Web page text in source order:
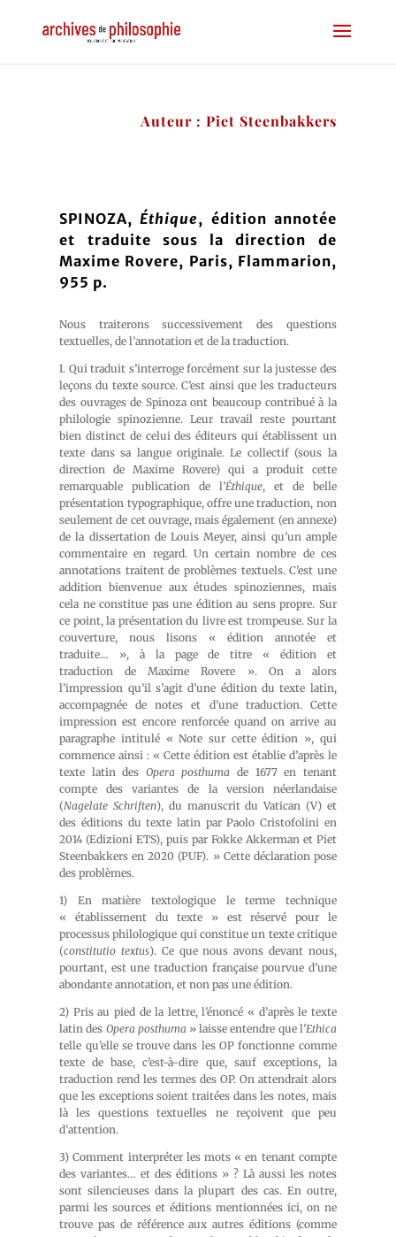
Auteur : Piet Steenbakkers
SPINOZA,Éthique, édition annotée
et traduite sous la direction de
Maxime Rovere, Paris, Flammarion,
955 p.
Nous traiterons successivement des questions
textuelles, de l’annotation et de la traduction.
I. Qui traduit s’interroge forcément sur la justesse des
leçons du texte source. C’est ainsi que les traducteurs
des ouvrages de Spinoza ont beaucoup contribué à la
philologie spinozienne. Leur travail reste pourtant
bien distinct de celui des éditeurs qui établissent un
texte dans sa langue originale. Le collectif (sous la
direction de Maxime Rovere) qui a produit cette
remarquable publication de l’Éthique, et de belle
présentation typographique, offre une traduction, non
seulement de cet ouvrage, mais également (en annexe)
de la dissertation de Louis Meyer, ainsi qu’un ample
commentaire en regard. Un certain nombre de ces
annotations traitent de problèmes textuels. C’est une
addition bienvenue aux études spinoziennes, mais
cela ne constitue pas une édition au sens propre. Sur
ce point, la présentation du livre est trompeuse. Sur la
couverture, nous lisons « édition annotée et
traduite… », à la page de titre « édition et
traduction de Maxime Rovere ». On a alors
l’impression qu’il s’agit d’une édition du texte latin,
accompagnée de notes et d’une traduction. Cette
impression est encore renforcée quand on arrive au
paragraphe intitulé « Note sur cette édition », qui
commence ainsi : « Cette édition est établie d’après le
texte latin des Opera posthuma de 1677 en tenant
compte des variantes de la version néerlandaise
(Nagelate Schriften), du manuscrit du Vatican (V) et
des éditions du texte latin par Paolo Cristofolini en
2014 (Edizioni ETS), puis par Fokke Akkerman et Piet
Steenbakkers en 2020 (PUF). » Cette déclaration pose
des problèmes.
1) En matière textologique le terme technique
« établissement du texte » est réservé pour le
processus philologique qui constitue un texte critique
(constitutio textus). Ce que nous avons devant nous,
pourtant, est une traduction française pourvue d’une
abondante annotation, et non pas une édition.
2) Pris au pied de la lettre, l’énoncé « d’après le texte
latin des Opera posthuma» laisse entendre que l’Ethica
telle qu’elle se trouve dans les OP fonctionne comme
texte de base, c’est-à-dire que, sauf exceptions, la
traduction rend les termes des OP. On attendrait alors
que les exceptions soient traitées dans les notes, mais
là les questions textuelles ne reçoivent que peu
d’attention.
3) Comment interpréter les mots « en tenant compte
des variantes… et des éditions » ? Là aussi les notes
sont silencieuses dans la plupart des cas. En outre,
parmi les sources et éditions mentionnées ici, on ne
trouve pas de référence aux autres éditions (comme